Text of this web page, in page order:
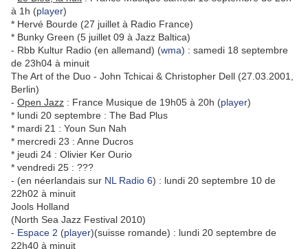
à 1h (player)
* Hervé Bourde (27 juillet à Radio France)
* Bunky Green (5 juillet 09 à Jazz Baltica)
- Rbb Kultur Radio (en allemand) (wma) : samedi 18 septembre
de 23h04 à minuit
The Art of the Duo - John Tchicai & Christopher Dell (27.03.2001,
Berlin)
- Open Jazz : France Musique de 19h05 à 20h (player)
* lundi 20 septembre : The Bad Plus
* mardi 21 : Youn Sun Nah
* mercredi 23 : Anne Ducros
* jeudi 24 : Olivier Ker Ourio
* vendredi 25 : ???
- (en néerlandais sur NL Radio 6) : lundi 20 septembre 10 de
22h02 à minuit
Jools Holland
(North Sea Jazz Festival 2010)
- Espace 2 (player)(suisse romande) : lundi 20 septembre de
22h40 à minuit